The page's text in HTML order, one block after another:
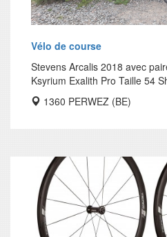
Vélo de course
Stevens Arcalis 2018 avec
Ksyrium Exalith Pro Taille 54
1360 PERWEZ (BE)